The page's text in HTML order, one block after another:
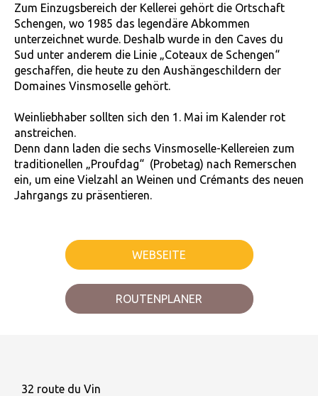
Zum Einzugsbereich der Kellerei gehört die Ortschaft
Schengen, wo 1985 das legendäre Abkommen
unterzeichnet wurde. Deshalb wurde in den Caves du
Sud unter anderem die Linie „Coteaux de Schengen“
geschaffen, die heute zu den Aushängeschildern der
Domaines Vinsmoselle gehört.
Weinliebhaber sollten sich den 1. Mai im Kalender rot
anstreichen.
Denn dann laden die sechs Vinsmoselle-Kellereien zum
traditionellen „Proufdag“ (Probetag) nach Remerschen
ein, um eine Vielzahl an Weinen und Crémants des neuen
Jahrgangs zu präsentieren.
WEBSEITE
ROUTENPLANER
32 route du Vin